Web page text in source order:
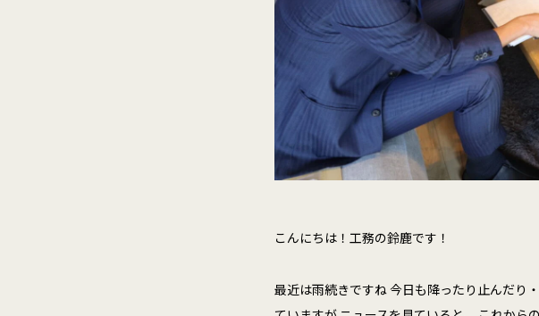
こんにちは！工務の鈴鹿です！
最近は雨続きですね 今日も降ったり止んだり